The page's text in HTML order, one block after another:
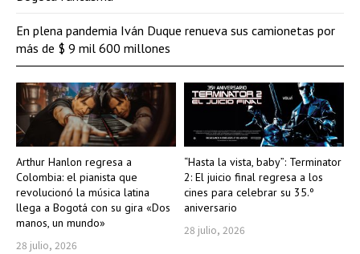
Arthur Hanlon regresa a
Colombia: el pianista que
revolucionó la música latina
llega a Bogotá con su gira «Dos
manos, un mundo»
28 julio, 2026
“Hasta la vista, baby”: Terminator
2: El juicio final regresa a los
cines para celebrar su 35.º
aniversario
28 julio, 2026
En plena pandemia Iván Duque renueva sus camionetas por
más de $ 9 mil 600 millones